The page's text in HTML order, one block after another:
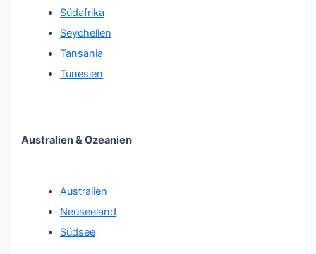
Südafrika
Seychellen
Tansania
Tunesien
Australien & Ozeanien
Australien
Neuseeland
Südsee